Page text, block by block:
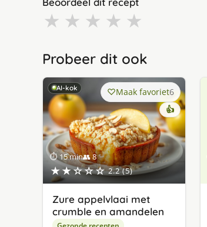
★ ★ ★ ★ ★
Probeer dit ook
AI-kok
⏱ 15 min👥 8
★★☆☆☆ 2.2 (5)
Maak favoriet6
👍
Zure appelvlaai met
crumble en amandelen